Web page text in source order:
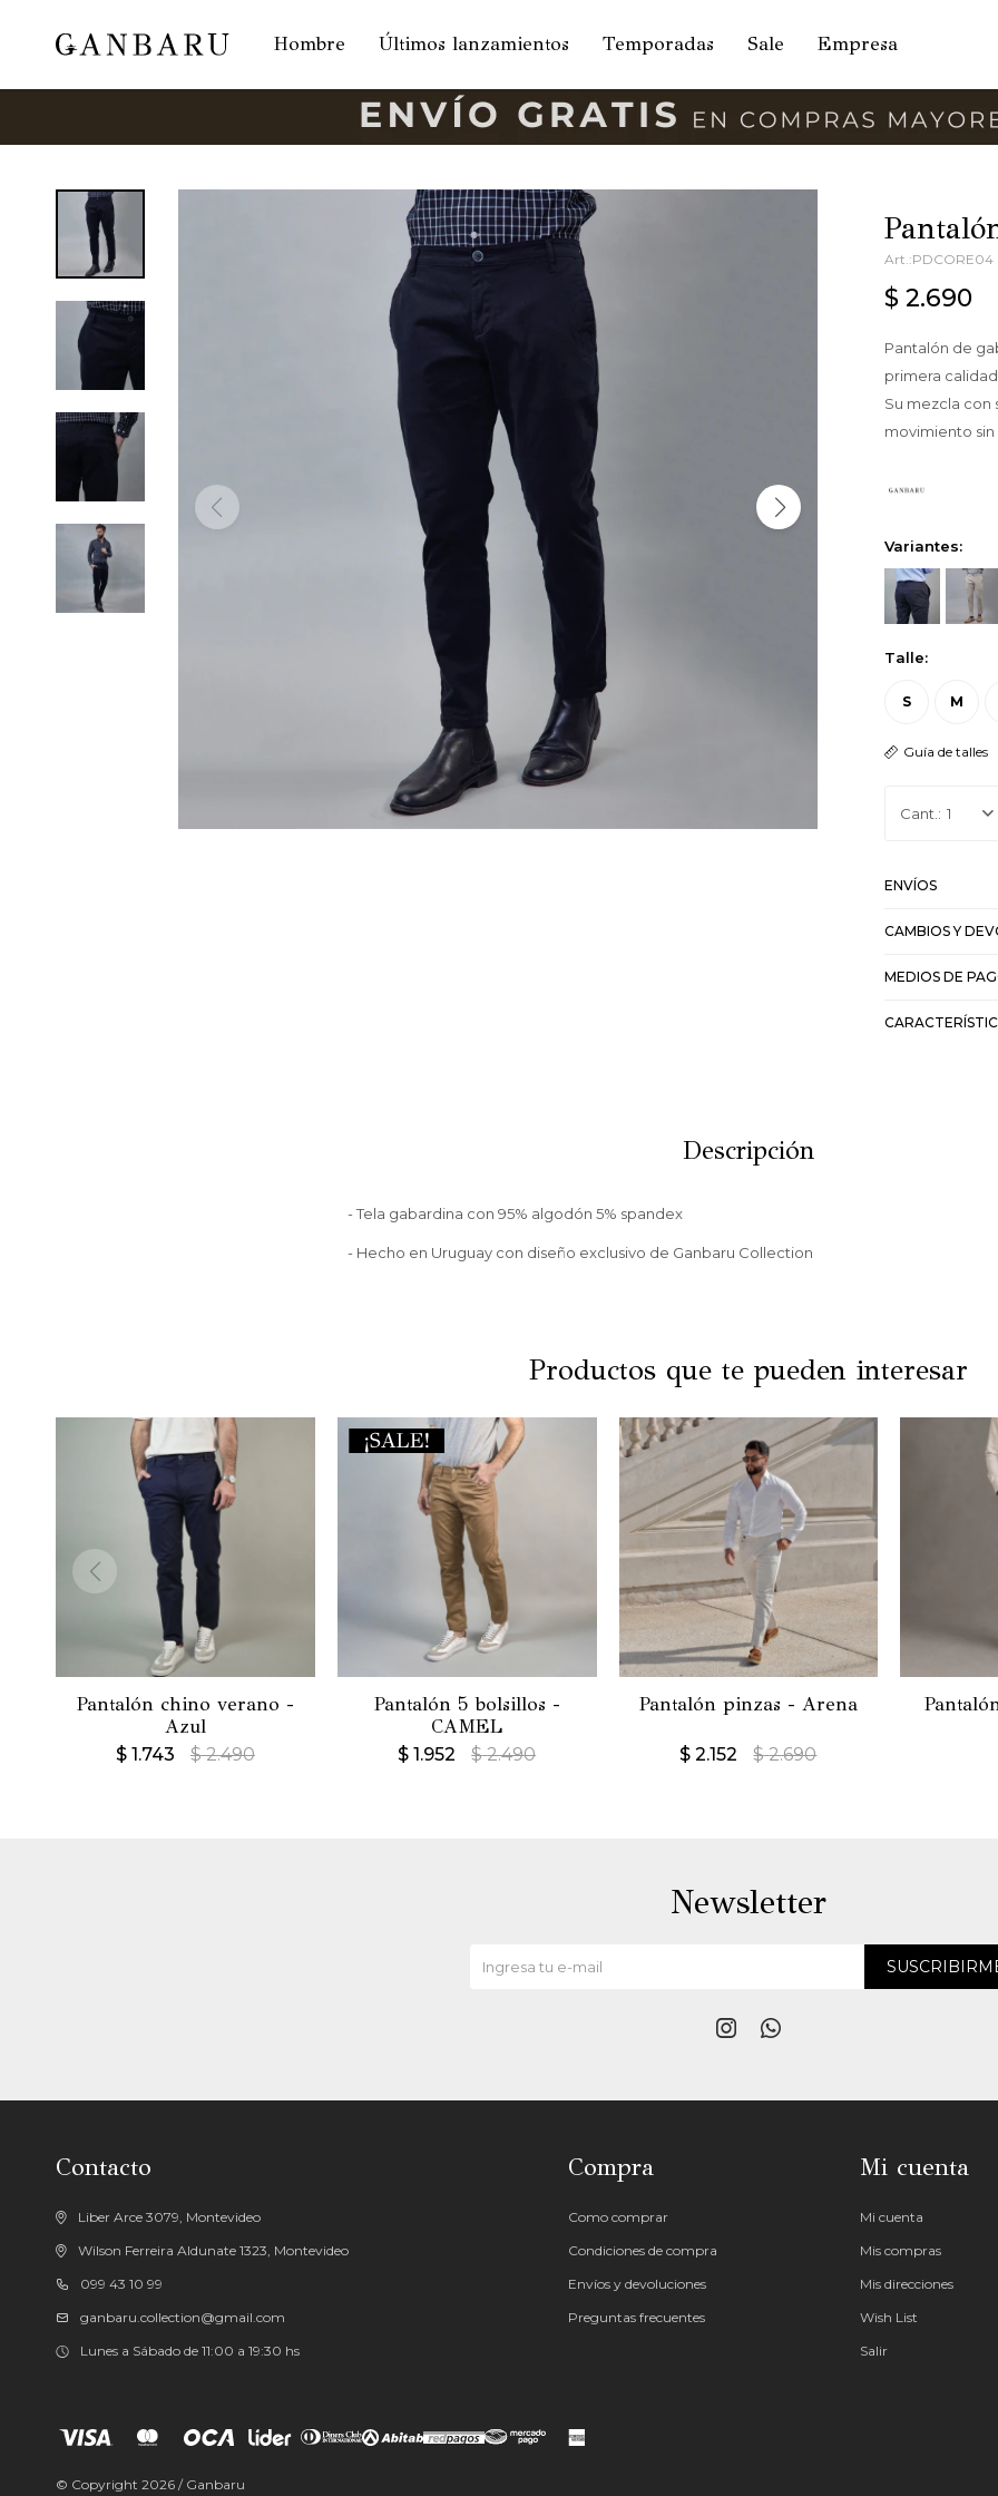
Hombre Últimos lanzamientos Temporadas Sale Empresa
PDCORE04
$ 2.690
Pantalón de
primera
Su mezcla
movimiento
Variantes:
Talle:
S M
Guía de talles
1
ENVÍOS
CAMBIOS Y
MEDIOS DE
Descripción
- Tela gabardina con 95% algodón 5% spandex
- Hecho en Uruguay con diseño exclusivo de Ganbaru Collection
Productos que te pueden interesar
Pantalón chino verano -
Azul
$ 1.743 $ 2.490
Pantalón 5 bolsillos -
CAMEL
$ 1.952 $ 2.490
Pantalón pinzas - Arena
$ 2.152 $ 2.690
Contacto
Liber Arce 3079, Montevideo
Wilson Ferreira Aldunate 1323, Montevideo
099 43 10 99
ganbaru.collection@gmail.com
Lunes a Sábado de 11:00 a 19:30 hs
Compra
Como comprar
Condiciones de compra
Envíos y devoluciones
Preguntas frecuentes
Mi cuenta
Mi cuenta
Mis compras
Mis direcciones
Wish List
Salir
Newsletter
 
© Copyright 2026 / Ganbaru